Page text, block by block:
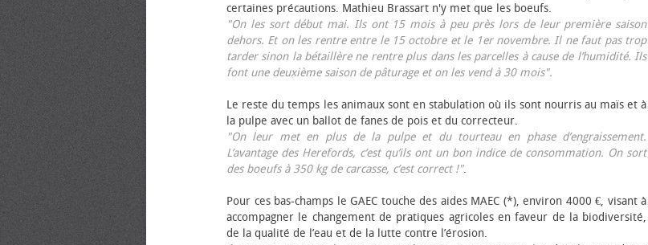
certaines précautions. Mathieu Brassart n'y met que les bœufs.
"On les sort début mai. Ils ont 15 mois à peu près lors de leur première saison
dehors. Et on les rentre entre le 15 octobre et le 1er novembre. Il ne faut pas trop
tarder sinon la bétaillère ne rentre plus dans les parcelles à cause de l’humidité. Ils
font une deuxième saison de pâturage et on les vend à 30 mois".
Le reste du temps les animaux sont en stabulation où ils sont nourris au maïs et à
la pulpe avec un ballot de fanes de pois et du correcteur.
"On leur met en plus de la pulpe et du tourteau en phase d’engraissement.
L’avantage des Herefords, c’est qu’ils ont un bon indice de consommation. On sort
des bœufs à 350 kg de carcasse, c’est correct !".
Pour ces bas-champs le GAEC touche des aides MAEC (*), environ 4000 €, visant à
accompagner le changement de pratiques agricoles en faveur de la biodiversité,
de la qualité de l’eau et de la lutte contre l’érosion.